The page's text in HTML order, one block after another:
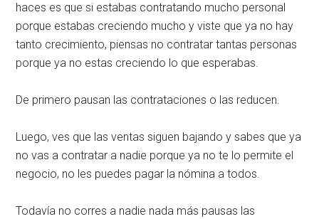
haces es que si estabas contratando mucho personal
porque estabas creciendo mucho y viste que ya no hay
tanto crecimiento, piensas no contratar tantas personas
porque ya no estas creciendo lo que esperabas.
De primero pausan las contrataciones o las reducen.
Luego, ves que las ventas siguen bajando y sabes que ya
no vas a contratar a nadie porque ya no te lo permite el
negocio, no les puedes pagar la nómina a todos.
Todavía no corres a nadie nada más pausas las